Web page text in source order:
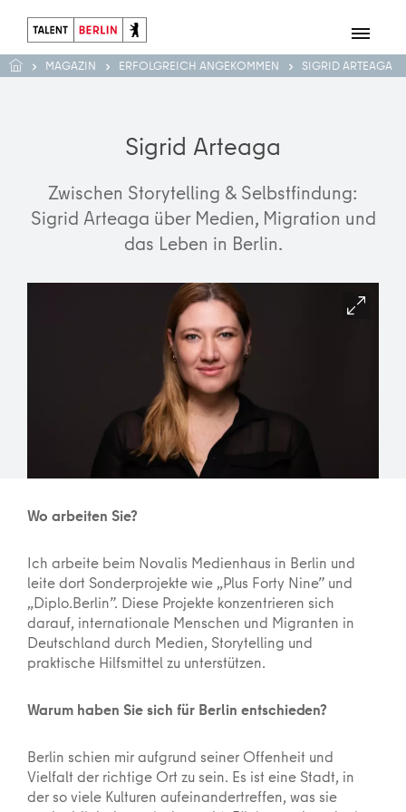
MAGAZIN ERFOLGREICH ANGEKOMMEN SIGRID ARTEAGA
Sigrid Arteaga
Zwischen Storytelling & Selbstfindung:
Sigrid Arteaga über Medien, Migration und
das Leben in Berlin.
Wo arbeiten Sie?
Ich arbeite beim Novalis Medienhaus in Berlin und
leite dort Sonderprojekte wie „Plus Forty Nine” und
„Diplo.Berlin”. Diese Projekte konzentrieren sich
darauf, internationale Menschen und Migranten in
Deutschland durch Medien, Storytelling und
praktische Hilfsmittel zu unterstützen.
Warum haben Sie sich für Berlin entschieden?
Berlin schien mir aufgrund seiner Offenheit und
Vielfalt der richtige Ort zu sein. Es ist eine Stadt, in
der so viele Kulturen aufeinandertreffen, was sie